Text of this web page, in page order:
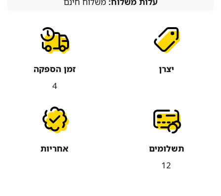
יצרן
זמן הספקה
תשלומים
12
אחריות